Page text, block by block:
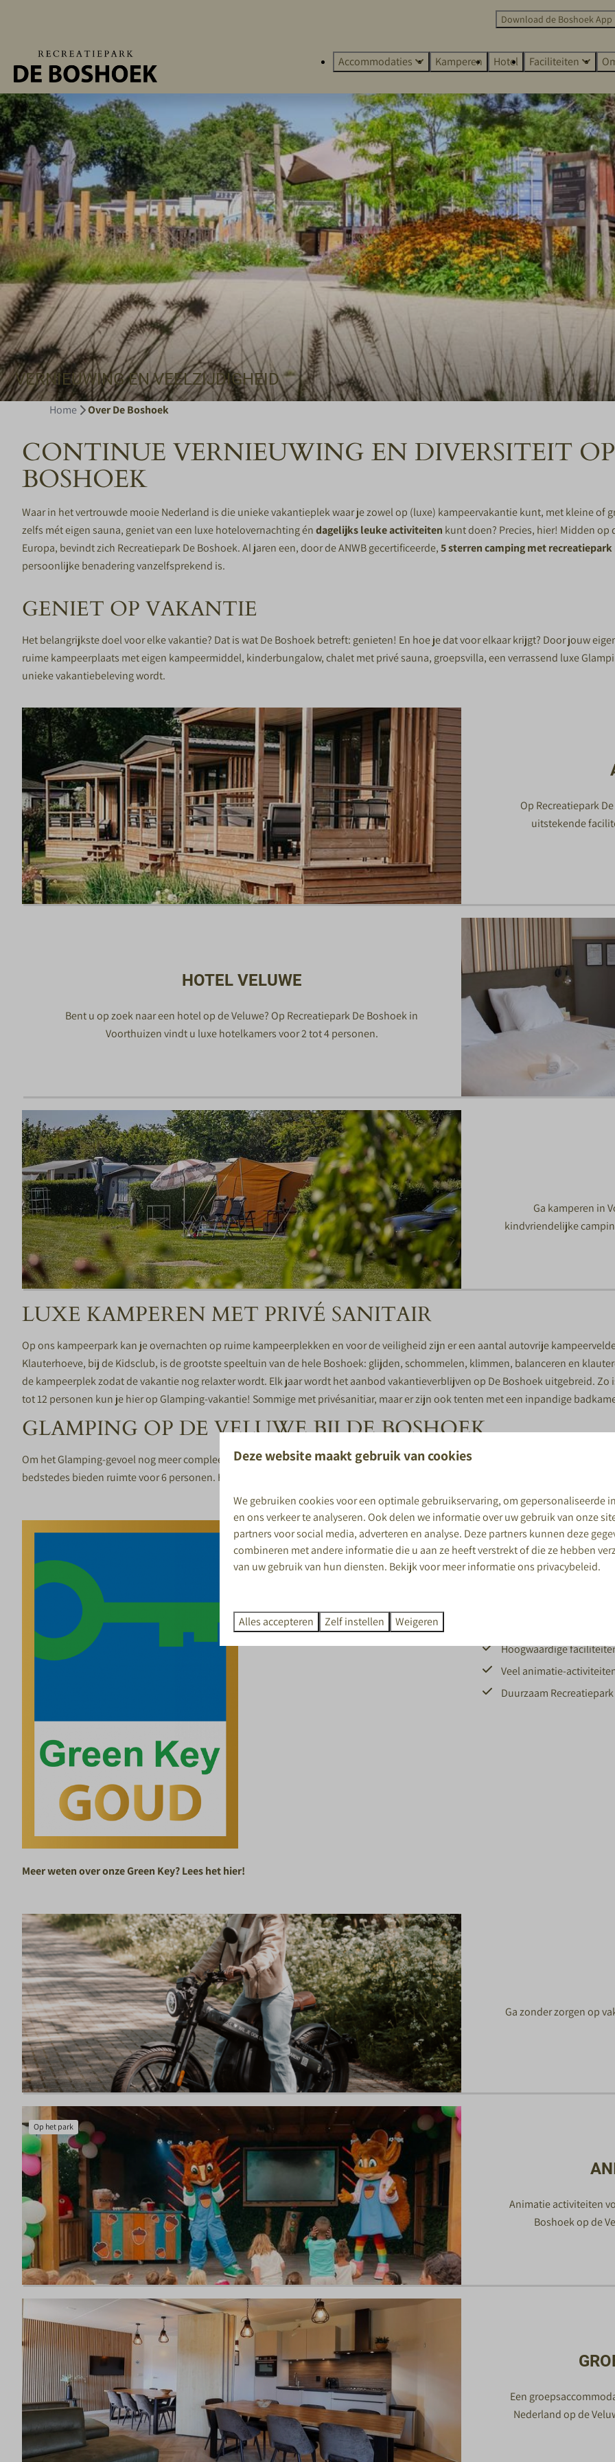
Download de Boshoek App
Accommodaties Kamperen Hotel Faciliteiten
VERNIEUWING EN VEELZIJDIGHEID
Home Over De Boshoek
CONTINUE VERNIEUWING EN DIVERSITEIT
BOSHOEK
Waar in het vertrouwde mooie Nederland is die unieke vakantieplek waar je zowel op (luxe) kampeervakantiekunt, met kleine of
zelfs mét eigen sauna, geniet van een luxehotelovernachtingéndagelijks leuke activiteiten kunt doen? Precies, hier! Midden
Europa, bevindt zich Recreatiepark De Boshoek. Al jaren een, door de ANWB gecertificeerde,5 sterren camping met recreatiepark
persoonlijke benadering vanzelfsprekend is.
GENIET OP VAKANTIE
Het belangrijkste doel voor elke vakantie? Dat is wat De Boshoek betreft: genieten! En hoe je dat voor elkaar krijgt? Door jouw
ruime kampeerplaats met eigen kampeermiddel, kinderbungalow, chalet met privé sauna, groepsvilla, een verrassend luxe
unieke vakantiebeleving wordt.
Op Recreatiepark
uitstekende
HOTEL VELUWE
Bent u op zoek naar een hotel op de Veluwe? Op Recreatiepark De Boshoek in
Voorthuizen vindt u luxe hotelkamers voor 2 tot 4 personen.
Ga kamperen in
kindvriendelijke
LUXE KAMPEREN MET PRIVÉ SANITAIR
Op ons kampeerpark kan je overnachten op ruime kampeerplekken en voor de veiligheid zijn er een aantal autovrije
Klauterhoeve, bij de Kidsclub, is de grootste speeltuin van de hele Boshoek: glijden, schommelen, klimmen, balanceren en
de kampeerplek zodat de vakantie nog relaxter wordt. Elk jaar wordt het aanbod vakantieverblijven op De Boshoek uitgebreid. Zo
tot 12 personen kun je hier op Glamping-vakantie! Sommige met privésanitiar, maar er zijn ook tenten met een inpandige
GLAMPING OP DE VELUWE BIJ DE BOSHOEK
Om het Glamping-gevoel nog meer compleet te maken, kun je ook overnachten in een van de luxe trekkershutten. Dit houten
bedstedes bieden ruimte voor 6 personen. Het is super schattig, gezellig en een echte belevenis! De huisjes staan vlak bij het
Meer weten over onze Green Key? Lees het hier!
WAAROM DE
Groot aanbod
Hoogwaardige
Veel animatie-
Duurzaam Recreatiepark
Ga zonder zorgen op
Op het park
Animatie activiteiten
Boshoek op de
Een
Nederland op de
Deze website maakt gebruik van cookies
We gebruiken cookies voor een optimale gebruikservaring, om gepersonaliseerde
en ons verkeer te analyseren. Ook delen we informatie over uw gebruik van onze
partners voor social media, adverteren en analyse. Deze partners kunnen deze
combineren met andere informatie die u aan ze heeft verstrekt of die ze hebben
van uw gebruik van hun diensten. Bekijk voor meer informatie ons privacybeleid.
Alles accepteren Zelf instellen Weigeren